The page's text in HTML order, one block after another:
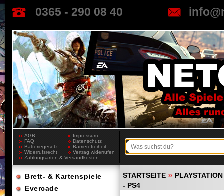
0365 - 290 08 40
AGB
Impressum
FAQ
Datenschutz
Batteriegesetz
Barrierefreiheit
Widerrufsrecht
Vertrag widerrufen
Zahlungsarten & Versandkosten
STARTSEITE »
- PS4
Brett- & Kartenspiele
Evercade